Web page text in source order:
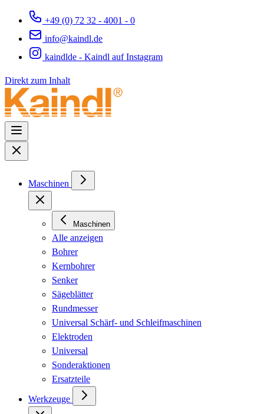
+49 (0) 72 32 - 4001 - 0
info@kaindl.de
kaindlde - Kaindl auf Instagram
Direkt zum Inhalt
Maschinen
Maschinen
Alle anzeigen
Bohrer
Kernbohrer
Senker
Sägeblätter
Rundmesser
Universal Schärf- und Schleifmaschinen
Elektroden
Universal
Sonderaktionen
Ersatzteile
Werkzeuge